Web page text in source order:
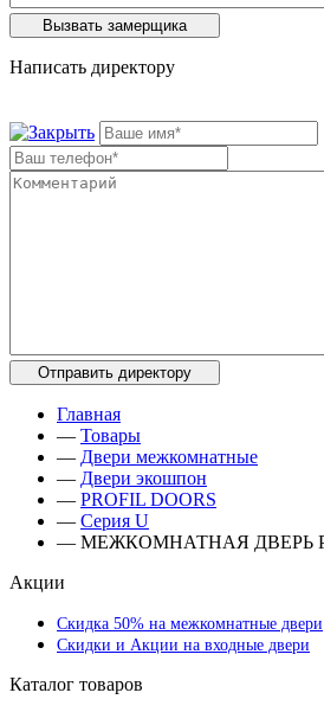
Написать директору
Главная
— Товары
— Двери межкомнатные
— Двери экошпон
— PROFIL DOORS
— Серия U
— МЕЖКОМНАТНАЯ ДВЕРЬ
Акции
Скидка 50% на межкомнатные двери
Скидки и Акции на входные двери
Каталог товаров